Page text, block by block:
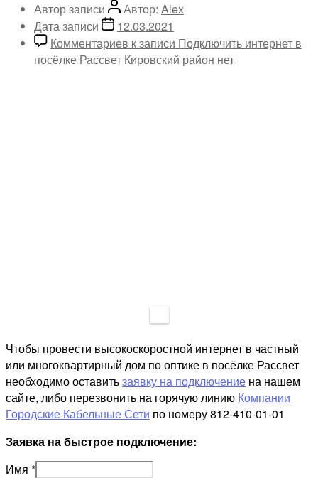
Автор записи Автор: Alex
Дата записи
12.03.2021
Комментариев к записи Подключить интернет в
посёлке Рассвет Кировский район нет
Чтобы провести высокоскоростной интернет в частный
или многоквартирный дом по оптике в посёлке Рассвет
необходимо оставитьзаявку на подключение на нашем
сайте, либо перезвонить на горячую линию Компании
Городские Кабельные Сети по номеру 812-410-01-01
Заявка на быстрое подключение:
Имя *